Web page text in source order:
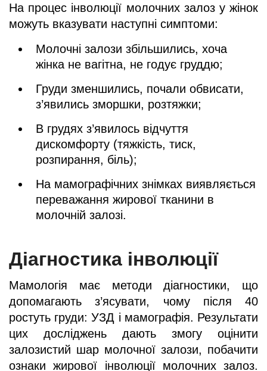
На процес інволюції молочних залоз у жінок
можуть вказувати наступні симптоми:
Молочні залози збільшились, хоча
жінка не вагітна, не годує груддю;
Груди зменшились, почали обвисати,
з’явились зморшки, розтяжки;
В грудях з’явилось відчуття
дискомфорту (тяжкість, тиск,
розпирання, біль);
На мамографічних знімках виявляється
переважання жирової тканини в
молочній залозі.
Діагностика інволюції
Мамологія має методи діагностики, що
допомагають з’ясувати, чому після 40
ростуть груди: УЗД і мамографія. Результати
цих досліджень дають змогу оцінити
залозистий шар молочної залози, побачити
ознаки жирової інволюції молочних залоз.